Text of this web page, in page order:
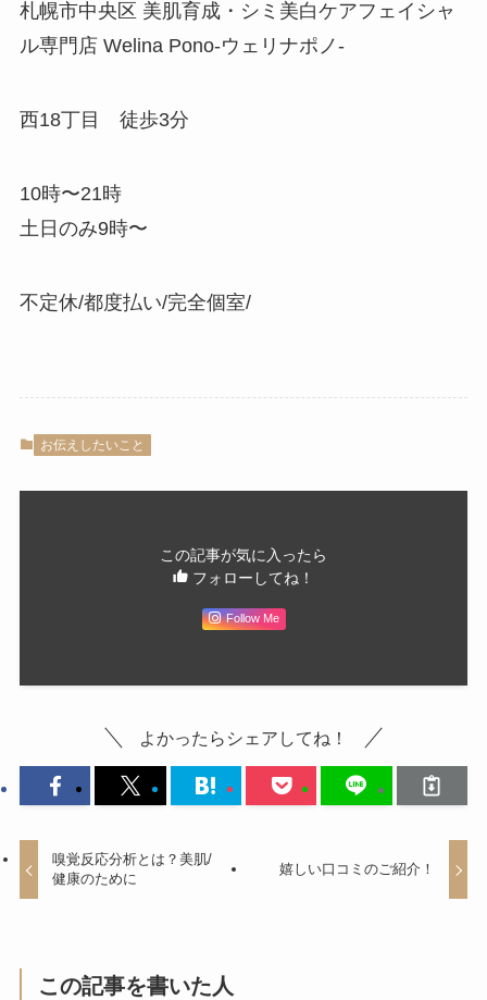
札幌市中央区 美肌育成・シミ美白ケアフェイシャ
ル専門店 Welina Pono-ウェリナポノ-
西18丁目 徒歩3分
10時〜21時
土日のみ9時〜
不定休/都度払い/完全個室/
お伝えしたいこと
この記事が気に入ったら
フォローしてね！
Follow Me
よかったらシェアしてね！
嗅覚反応分析とは？美肌/
健康のために
嬉しい口コミのご紹介！
この記事を書いた人